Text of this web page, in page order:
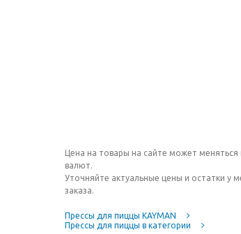
Цена на товары на сайте может меняться
валют.
Уточняйте актуальные цены и остатки
заказа.
Прессы для пиццы KAYMAN
Прессы для пиццы в категории